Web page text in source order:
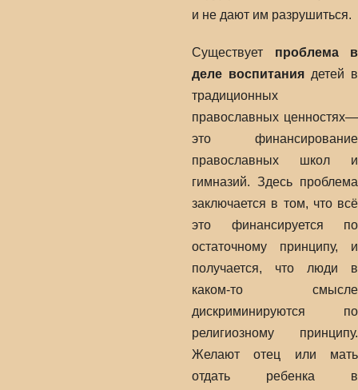
и не дают им разрушиться.
Существует проблема в
деле воспитания детей в
традиционных
православных ценностях—
это финансирование
православных школ и
гимназий. Здесь проблема
заключается в том, что всё
это финансируется по
остаточному принципу, и
получается, что люди в
каком-то смысле
дискриминируются по
религиозному принципу.
Желают отец или мать
отдать ребенка в